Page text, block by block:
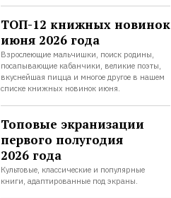
ТОП-12 книжных новинок
июня 2026 года
Взрослеющие мальчишки, поиск родины,
посапывающие кабанчики, великие поэты,
вкуснейшая пицца и многое другое в нашем
списке книжных новинок июня.
Топовые экранизации
первого полугодия
2026 года
Культовые, классические и популярные
книги, адаптированные под экраны.